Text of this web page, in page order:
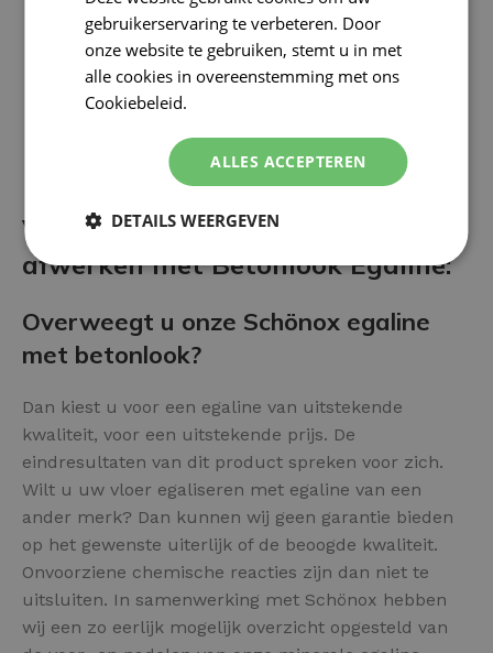
Voor- en nadelen van het
afwerken met Betonlook Egaline:
Overweegt u onze Schönox egaline
met betonlook?
Dan kiest u voor een egaline van uitstekende
kwaliteit, voor een uitstekende prijs. De
eindresultaten van dit product spreken voor zich.
Wilt u uw vloer egaliseren met egaline van een
ander merk? Dan kunnen wij geen garantie bieden
op het gewenste uiterlijk of de beoogde kwaliteit.
Onvoorziene chemische reacties zijn dan niet te
uitsluiten. In samenwerking met Schönox hebben
wij een zo eerlijk mogelijk overzicht opgesteld van
gebruikerservaring te verbeteren. Door
onze website te gebruiken, stemt u in met
alle cookies in overeenstemming met ons
Cookiebeleid.
ALLES ACCEPTEREN
DETAILS WEERGEVEN